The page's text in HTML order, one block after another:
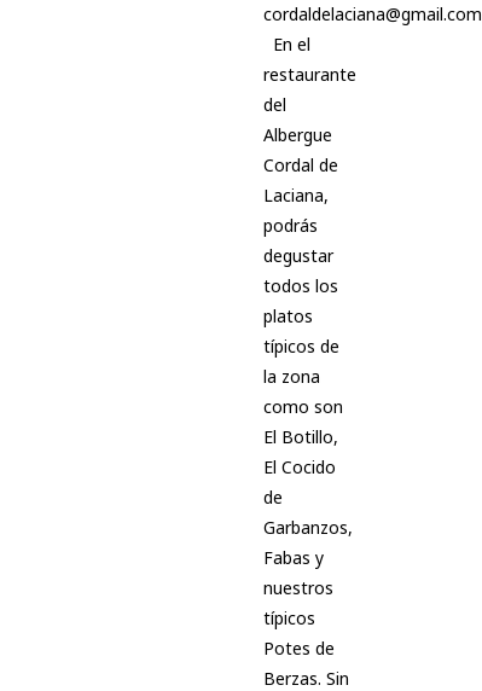
cordaldelaciana@gmail.com
En el
restaurante
del
Albergue
Cordal de
Laciana,
podrás
degustar
todos los
platos
típicos de
la zona
como son
El Botillo,
El Cocido
de
Garbanzos,
Fabas y
nuestros
típicos
Potes de
Berzas. Sin